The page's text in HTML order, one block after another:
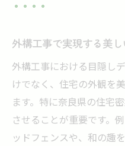
外構工事で実現する美
外構工事における目隠し
けでなく、住宅の外観を
ます。特に奈良県の住宅
させることが重要です。
ッドフェンスや、和の趣